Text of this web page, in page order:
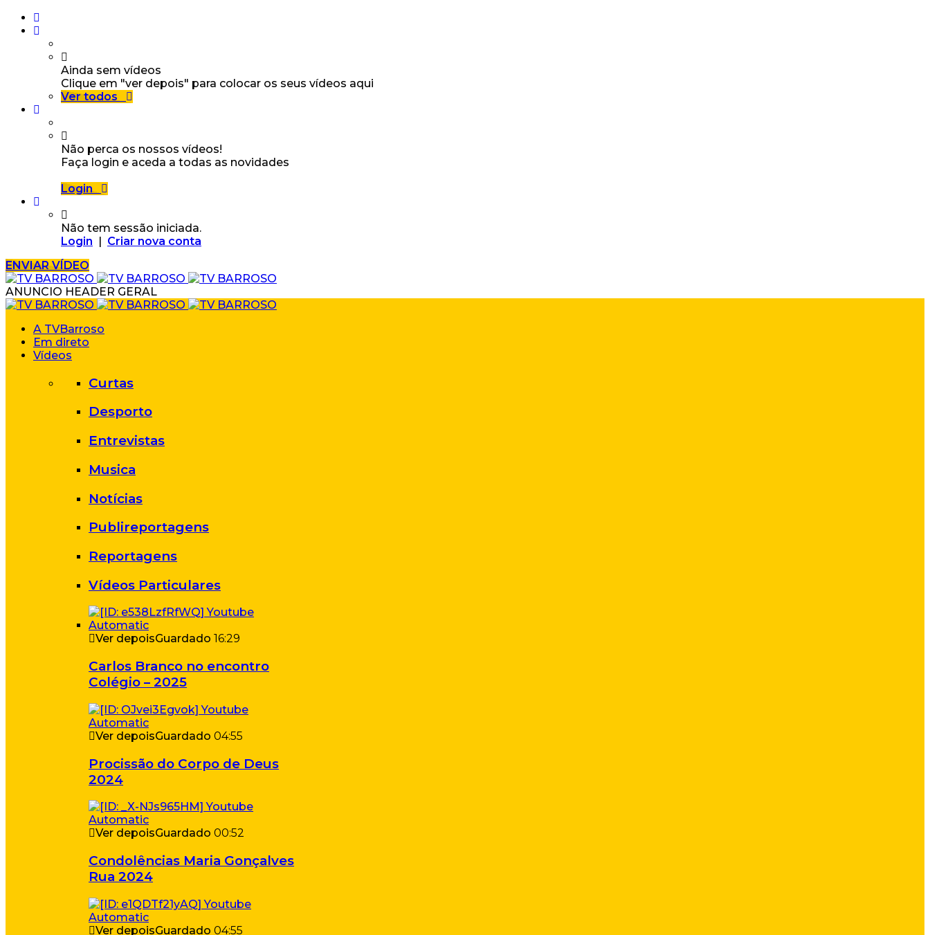
Ainda sem vídeos
Clique em "ver depois" para colocar os seus vídeos aqui
Ver todos
Não perca os nossos vídeos!
Faça login e aceda a todas as novidades
Login
Não tem sessão iniciada.
Login | Criar nova conta
ENVIAR VÍDEO
ANUNCIO HEADER GERAL
A TVBarroso
Em direto
Vídeos
Curtas
Desporto
Entrevistas
Musica
Notícias
Publireportagens
Reportagens
Vídeos Particulares
Ver depoisGuardado 16:29
Carlos Branco no encontro
Colégio – 2025
Ver depoisGuardado 04:55
Procissão do Corpo de Deus
2024
Ver depoisGuardado 00:52
Condolências Maria Gonçalves
Rua 2024
Ver depoisGuardado 04:55